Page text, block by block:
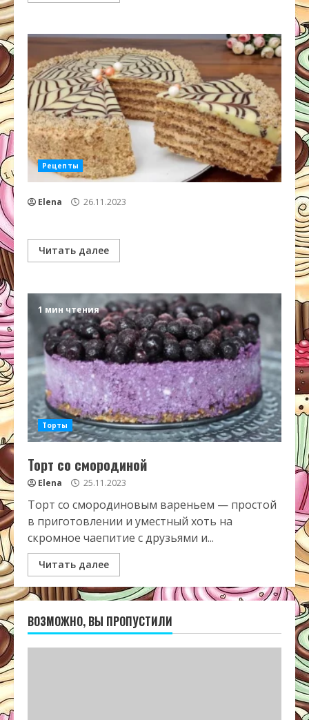
Рецепты
Elena 26.11.2023
Читать далее
1 мин чтения
Торты
Торт со смородиной
Elena 25.11.2023
Торт со смородиновым вареньем — простой
в приготовлении и уместный хоть на
скромное чаепитие с друзьями и...
Читать далее
ВОЗМОЖНО, ВЫ ПРОПУСТИЛИ